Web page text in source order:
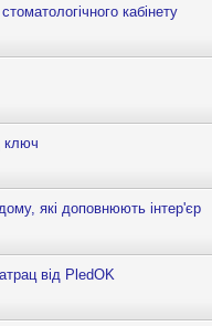
кабінету
ключ
які доповнюють інтер'єр
від PledOK